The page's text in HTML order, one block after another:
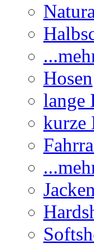
Hosen
lange
kurze
Jacken